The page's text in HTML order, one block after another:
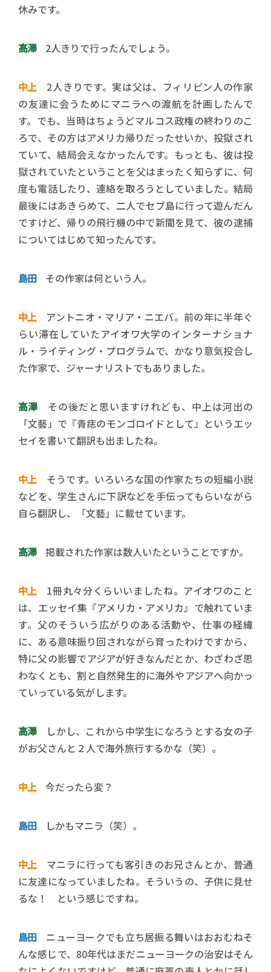
休みです。
高澤2人きりで行ったんでしょう。
中上2人きりです。実は父は、フィリピン人の作家
の友達に会うためにマニラへの渡航を計画したんで
す。でも、当時はちょうどマルコス政権の終わりのこ
ろで、その方はアメリカ帰りだったせいか、投獄され
ていて、結局会えなかったんです。もっとも、彼は投
獄されていたということを父はまったく知らずに、何
度も電話したり、連絡を取ろうとしていました。結局
最後にはあきらめて、二人でセブ島に行って遊んだん
ですけど、帰りの飛行機の中で新聞を見て、彼の逮捕
についてはじめて知ったんです。
島田その作家は何という人。
中上
アントニオ・マリア・ニエバ。前の年に半年ぐ
らい滞在していたアイオワ大学のインターナショナ
ル・ライティング・プログラムで、かなり意気投合し
た作家で、ジャーナリストでもありました。
高澤その後だと思いますけれども、中上は河出の
「文藝」で『青痣のモンゴロイドとして』というエッ
セイを書いて翻訳も出ましたね。
中上そうです。いろいろな国の作家たちの短編小説
などを、学生さんに下訳などを手伝ってもらいながら
自ら翻訳し、「文藝」に載せています。
高澤掲載された作家は数人いたということですか。
中上1冊丸々分くらいいましたね。アイオワのこと
は、エッセイ集『アメリカ・アメリカ』で触れていま
す。父のそういう広がりのある活動や、仕事の経緯
に、ある意味振り回されながら育ったわけですから、
特に父の影響でアジアが好きなんだとか、わざわざ思
わなくとも、割と自然発生的に海外やアジアへ向かっ
ていっている気がします。
高澤
しかし、これから中学生になろうとする女の子
がお父さんと２人で海外旅行するかな（笑）。
中上今だったら変？
島田しかもマニラ（笑）。
中上マニラに行っても客引きのお兄さんとか、普通
に友達になっていましたね。そういうの、子供に見せ
るな！ という感じですね。
島田ニューヨークでも立ち居振る舞いはおおむねそ
んな感じで、80年代はまだニューヨークの治安はそん